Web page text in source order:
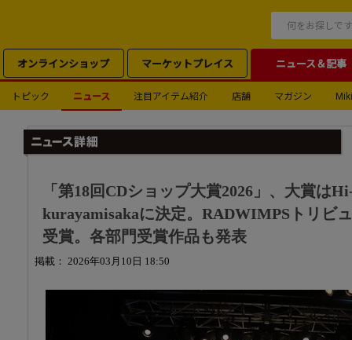
オンラインショップ マーケットプレイス ニュース＆記事
トピック ニュース 注目アイテム紹介 店舗 マガジン
「第18回CDショップ大賞2026」、大賞は
kurayamisakaに決定。RADWIMPSトリビ
受賞。各部門受賞作品も発表
掲載： 2026年03月10日 18:50